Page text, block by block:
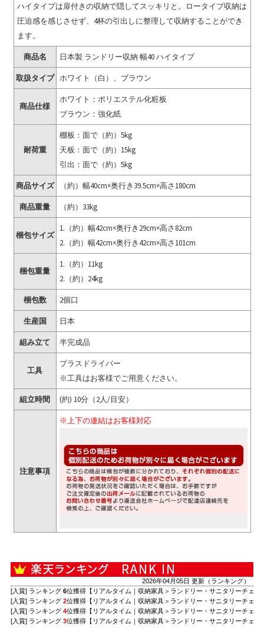
ハイタイプは扉付きの収納で隠してスッキリと。ロータイプ収納は
圧迫感を感じさせず、4杯の引出しに整理して収納することができ
ます。
商品名 日本製 ランドリー収納 幅40 ハイタイプ
取扱タイプ ホワイト（白）、ブラウン
商品仕様
ホワイト：ポリエステル化粧板
ブラウン：強化紙
耐荷重
棚板：面で（約）5kg
天板：面で（約）15kg
引出：面で（約）5kg
商品サイズ （約）幅40cm×奥行き39.5cm×高さ180cm
商品重量 （約）33kg
梱包サイズ
1.（約）幅42cm×奥行き29cm×高さ82cm
2.（約）幅42cm×奥行き42cm×高さ101cm
梱包重量
1.（約）11kg
2.（約）24kg
梱包数 2個口
生産国 日本
組み立て 半完成品
工具
プラスドライバー
※工具はお客様でご用意ください。
組立時間 (約) 10分（2人/目安）
注意事項
※上下の連結はお客様対応